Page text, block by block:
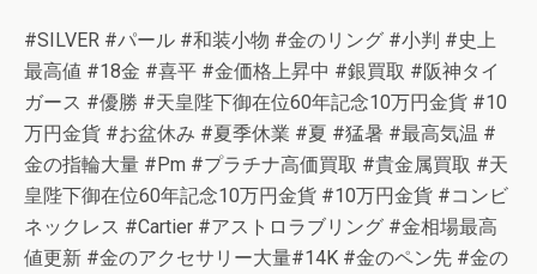
#SILVER #パール #和装小物 #金のリング #小判 #史上
最高値 #18金 #喜平 #金価格上昇中 #銀買取 #阪神タイ
ガース #優勝 #天皇陛下御在位60年記念10万円金貨 #10
万円金貨 #お盆休み #夏季休業 #夏 #猛暑 #最高気温 #
金の指輪大量 #Pm #プラチナ高価買取 #貴金属買取 #天
皇陛下御在位60年記念10万円金貨 #10万円金貨 #コンビ
ネックレス #Cartier #アストロラブリング #金相場最高
値更新 #金のアクセサリー大量#14K #金のペン先 #金の